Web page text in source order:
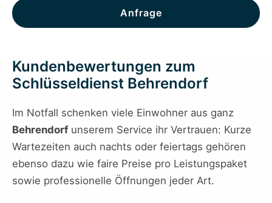
Anfrage
Kundenbewertungen zum
Schlüsseldienst Behrendorf
Im Notfall schenken viele Einwohner aus ganz
Behrendorfunserem Service ihr Vertrauen: Kurze
Wartezeiten auch nachts oder feiertags gehören
ebenso dazu wie faire Preise pro Leistungspaket
sowie professionelle Öffnungen jeder Art.